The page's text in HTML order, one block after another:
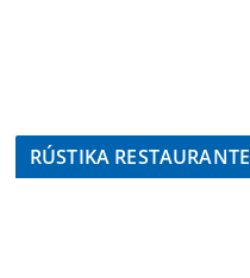
RÚSTIKA RESTAURANTE